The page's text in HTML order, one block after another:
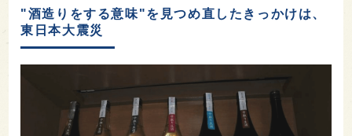
"酒造りをする意味"を見つめ直したきっかけは、
東日本大震災